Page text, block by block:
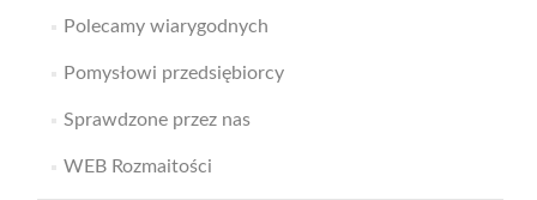
Polecamy wiarygodnych
Pomysłowi przedsiębiorcy
Sprawdzone przez nas
WEB Rozmaitości